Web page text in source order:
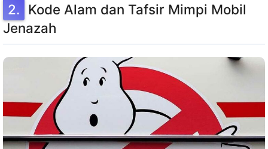
Kode Alam dan Tafsir Mimpi Mobil
Jenazah